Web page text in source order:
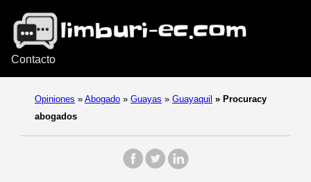
Contacto
Opiniones » Abogado » Guayas » Guayaquil » Procuracy
abogados